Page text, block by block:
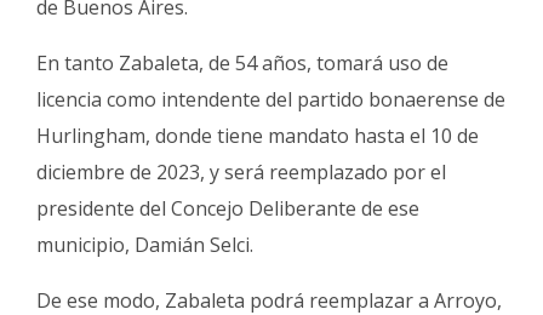
de Buenos Aires.
En tanto Zabaleta, de 54 años, tomará uso de
licencia como intendente del partido bonaerense de
Hurlingham, donde tiene mandato hasta el 10 de
diciembre de 2023, y será reemplazado por el
presidente del Concejo Deliberante de ese
municipio, Damián Selci.
De ese modo, Zabaleta podrá reemplazar a Arroyo,